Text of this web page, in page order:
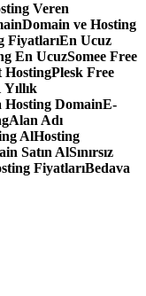
Veren
Domain ve Hosting
FiyatlarıEn Ucuz
En UcuzSomee Free
HostingPlesk Free
Yıllık
Hosting DomainE-
Alan Adı
AlHosting
Satın AlSınırsız
FiyatlarıBedava